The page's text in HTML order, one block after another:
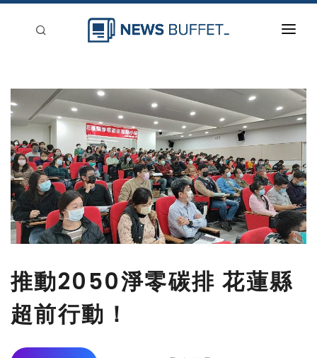
新聞稿分類
登入
刊登
推動2050淨零碳排 花蓮縣
超前行動！